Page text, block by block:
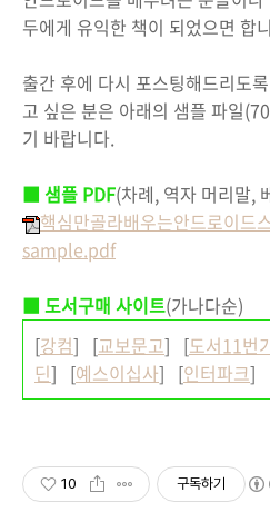
두에게 유익한 책이 되었으면 합
출간 후에 다시 포스팅해드리도
고 싶은 분은 아래의 샘플 파일
기 바랍니다.
■ 샘플 PDF(차례, 역자 머리말,
핵심만골라배우는안드로이드
sample.pdf
■ 도서구매 사이트(가나다순)
[강컴] [교보문고] [도서11번
딘] [예스이십사] [인터파크]
10 구독하기